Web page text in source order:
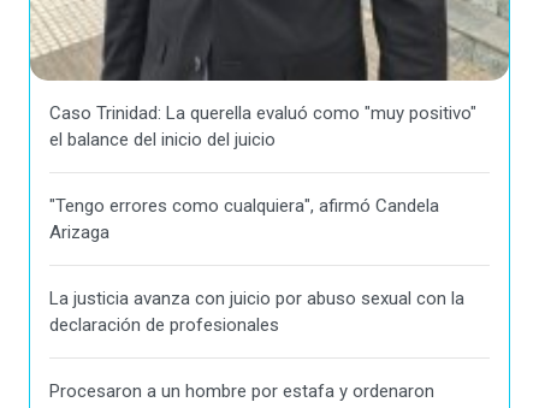
Caso Trinidad: La querella evaluó como "muy positivo"
el balance del inicio del juicio
"Tengo errores como cualquiera", afirmó Candela
Arizaga
La justicia avanza con juicio por abuso sexual con la
declaración de profesionales
Procesaron a un hombre por estafa y ordenaron